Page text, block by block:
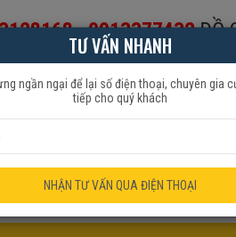
-0913377432ĐỒ
ĐỒ GIA DỤNG
TƯ VẤN NHANH
ngần ngại để lại số điện thoại, chuyên gia
tiếp cho quý khách
NHẬN TƯ VẤN QUA ĐIỆN THOẠI